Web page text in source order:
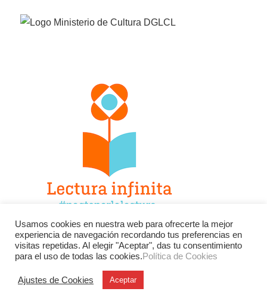
Facebook Twitter
Instagram
YouTube
LinkedIn Contacto
Usamos cookies en nuestra web para ofrecerte la mejor
experiencia de navegación recordando tus preferencias en
visitas repetidas. Al elegir "Aceptar", das tu consentimiento
para el uso de todas las cookies.Política de Cookies
Ajustes de Cookies Aceptar